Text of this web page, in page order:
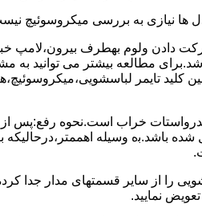
ها ﻧﯿﺎزی ﺑﻪ بررسی ﻣﯿﮑﺮوﺳﻮﺋﯿﭻ
دادن وﻟﻮم بهطرف ﺑﯿﺮون،ﻻﻣﭗ
۳:لباسشویی ﻋﻤﻞ آﺑﮕﯿﺮی را ﺑﻪ اﺗﻤﺎم رﺳﺎﻧﺪه،اﻣﺎ ﻋﻤﻠﯿﺎت ﺑﻌﺪی اﻧﺠﺎم
(۱۳)،ﮐﻪ ﺑﻪ ﻣﻮﺗﻮر ﻣﺘﺼﻞ اﺳﺖ،وﺻﻞ ﺷﺪه ﺑﺎﺷﺪ.ﺑه
ﻧﻤﺎﯾﯿﺪ.